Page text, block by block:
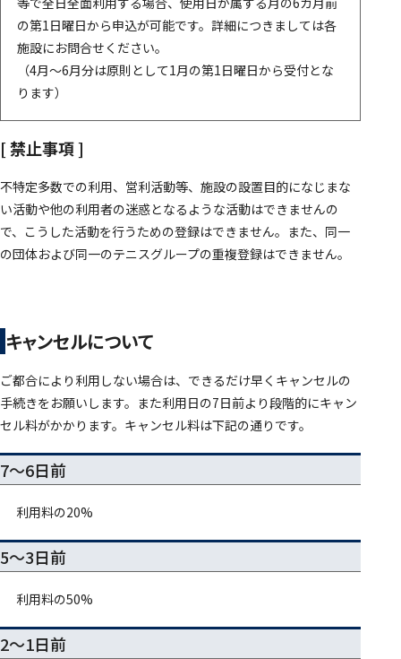
の第1日曜日から申込が可能です。詳細につきましては各
施設にお問合せください。
（4月～6月分は原則として1月の第1日曜日から受付とな
ります）
[ 禁止事項 ]
不特定多数での利用、営利活動等、施設の設置目的になじまな
い活動や他の利用者の迷惑となるような活動はできませんの
で、こうした活動を行うための登録はできません。また、同一
の団体および同一のテニスグループの重複登録はできません。
キャンセルについて
ご都合により利用しない場合は、できるだけ早くキャンセルの
手続きをお願いします。また利用日の7日前より段階的にキャン
セル料がかかります。キャンセル料は下記の通りです。
7～6日前
利用料の20%
5～3日前
利用料の50%
2～1日前